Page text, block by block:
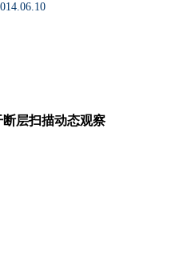
层扫描动态观察